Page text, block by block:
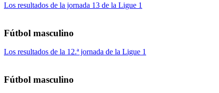
Los resultados de la jornada 13 de la Ligue 1
Fútbol masculino
Los resultados de la 12.ª jornada de la Ligue 1
Fútbol masculino